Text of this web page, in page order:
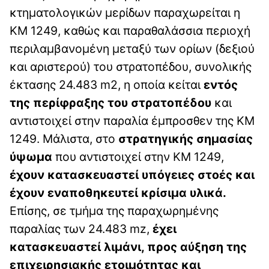
κτηματολογικών μερίδων παραχωρείται η
KM 1249, καθώς και παραθαλάσσια περιοχή
περιλαμβανομένη μεταξύ των ορίων (δεξιού
και αριστερού) του στρατοπέδου, συνολικής
έκτασης 24.483 m2, η οποία κείται εντός
της περίφραξης του στρατοπέδου και
αντιστοιχεί στην παραλία έμπροσθεν της KM
1249. Μάλιστα, στο στρατηγικής σημασίας
ύψωμα που αντιστοιχεί στην KM 1249,
έχουν κατασκευαστεί υπόγειες στοές και
έχουν εναποθηκευτεί κρίσιμα υλικά.
Επίσης, σε τμήμα της παραχωρημένης
παραλίας των 24.483 mz, έχει
κατασκευαστεί λιμάνι, προς αύξηση της
επιχειρησιακής ετοιμότητας και